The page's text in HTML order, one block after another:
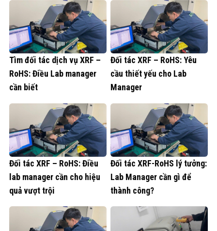
Tìm đối tác dịch vụ XRF –
RoHS: Điều Lab manager
cần biết
Đối tác XRF – RoHS: Yêu
cầu thiết yếu cho Lab
Manager
Đối tác XRF – RoHS: Điều
lab manager cần cho hiệu
quả vượt trội
Đối tác XRF-RoHS lý tưởng:
Lab Manager cần gì để
thành công?